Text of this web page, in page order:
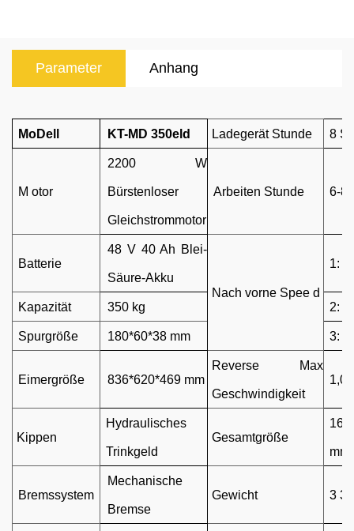
Parameter Anhang
MoDell KT-MD350eld Ladegerät Stunde 8
M otor
2200 W
Bürstenloser
Gleichstrommotor
Arbeiten Stunde 6-8
Batterie
48 V 40Ah Blei-
Säure-Akku
Nach vorne Speed
1:
Kapazität 350 kg 2:
Spurgröße 180*60*38 mm 3:
Eimergröße 836*620*469 mm
Reverse Max
Geschwindigkeit
1,0
Kippen
Hydraulisches
Trinkgeld
Gesamtgröße
mm
Bremssystem
Mechanische
Bremse
Gewicht 3 3